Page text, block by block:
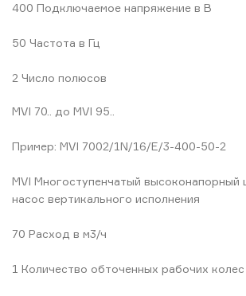
400 Подключаемое напряжение в В
50 Частота в Гц
2 Число полюсов
MVI 70.. до MVI 95..
Пример: MVI 7002/1N/16/E/3-400-50-2
MVI Многоступенчатый высоконапорный
насос вертикального исполнения
70 Расход в м3/ч
1 Количество обточенных рабочих колес